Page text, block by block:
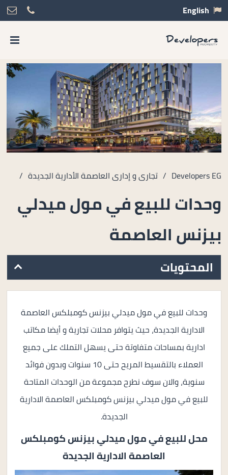
English
Developers EG
/ تجارى و إدارى العاصمة الأدارية الجديدة /
وحدات للبيع في مول ميدلي
بيزنس العاصمة
المحتويات
وحدات للبيع في مول ميدلي بيزنس كومبلكس العاصمة
الادارية الجديدة، حيث يتوافر محلات تجارية و أيضا مكاتب
ادارية بمساحات متفاوتة حتى يسهل التملك على جميع
العملاء بالتقسيط المريح حتى 10 سنوات وبدون فوائد
سنوية، والان سوف نطرح مجموعة من الوحدات المتاحة
للبيع في مول ميدلي بيزنس كومبلكس العاصمة الادارية
الجديدة.
محل للبيع فيمول ميدلي بيزنس كومبلكس
العاصمة الادارية الجديدة